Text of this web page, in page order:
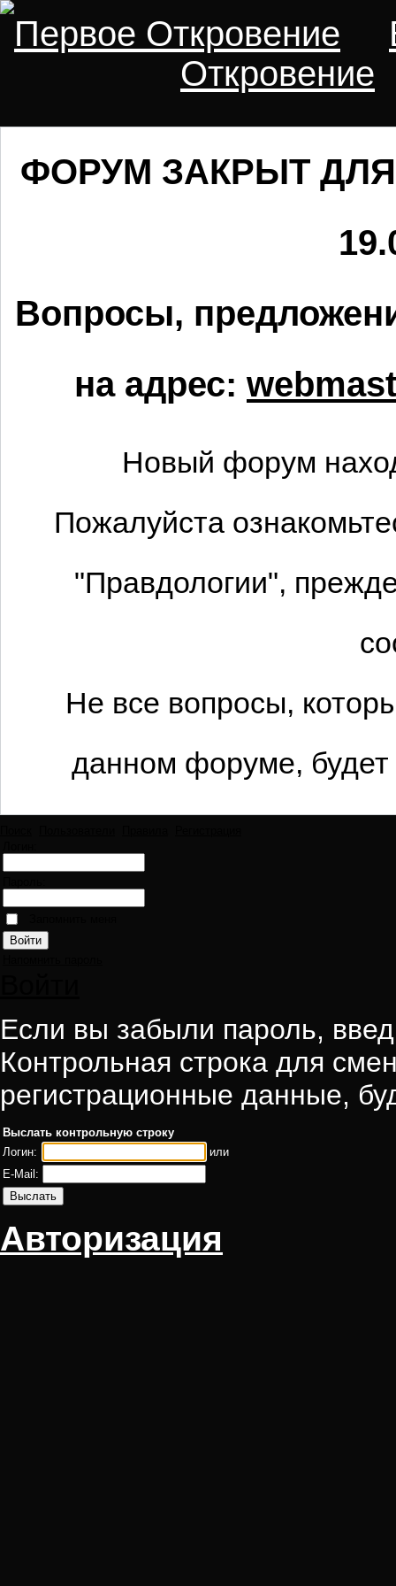
Первое Откровение
Откровение
ФОРУМ ЗАКРЫТ
Вопросы,
на адрес:
Новый форум
Пожалуйста
"Правдологии",
Не все вопросы,
данном форуме,
Если вы забыли пароль,
Контрольная строка для
регистрационные данные,
Выслать контрольную строку
Логин:
или
E-Mail:
Авторизация